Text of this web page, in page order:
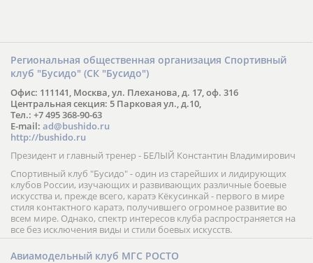
Региональная общественная организация Спортивный
клуб "Бусидо" (СК "Бусидо")
Офис: 111141, Москва, ул. Плеханова, д. 17, оф. 316
Центральная секция: 5 Парковая ул., д.10,
Тел.: +7 495 368-90-63
E-mail: ad@bushido.ru
http://bushido.ru
Президент и главный тренер - БЕЛЫЙ Константин Владимирович
Спортивный клуб "Бусидо" - один из старейших и лидирующих
клубов России, изучающих и развивающих различные боевые
искусства и, прежде всего, каратэ Кёкусинкай - первого в мире
стиля контактного каратэ, получившего огромное развитие во
всем мире. Однако, спектр интересов клуба распространяется на
все без исключения виды и стили боевых искусств.
Авиамодельный клуб МГС РОСТО